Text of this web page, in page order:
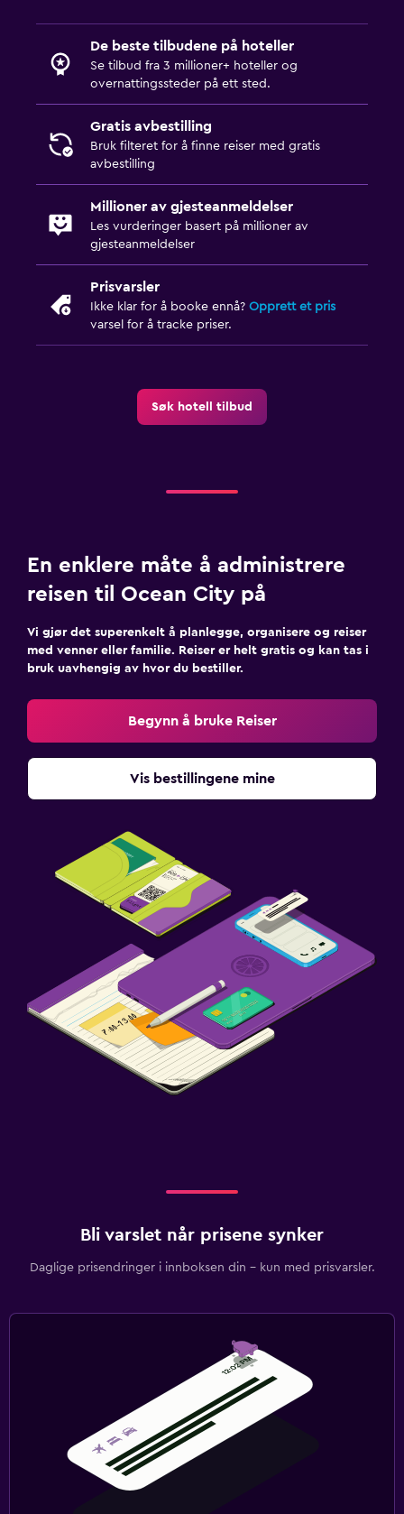
De beste tilbudene på hoteller
Se tilbud fra 3 millioner+ hoteller og
overnattingssteder på ett sted.
Gratis avbestilling
Bruk filteret for å finne reiser med gratis
avbestilling
Millioner av gjesteanmeldelser
Les vurderinger basert på millioner av
gjesteanmeldelser
Prisvarsler
Ikke klar for å booke ennå? Opprett et pris
varsel for å tracke priser.
Søk hotell tilbud
En enklere måte å administrere
reisen til Ocean City på
Vi gjør det superenkelt å planlegge, organisere og reiser
med venner eller familie. Reiser er helt gratis og kan tas i
bruk uavhengig av hvor du bestiller.
Begynn å bruke Reiser
Vis bestillingene mine
Bli varslet når prisene synker
Daglige prisendringer i innboksen din – kun med prisvarsler.